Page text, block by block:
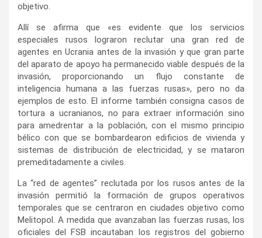
objetivo.
Allí se afirma que «es evidente que los servicios
especiales rusos lograron reclutar una gran red de
agentes en Ucrania antes de la invasión y que gran parte
del aparato de apoyo ha permanecido viable después de la
invasión, proporcionando un flujo constante de
inteligencia humana a las fuerzas rusas», pero no da
ejemplos de esto. El informe también consigna casos de
tortura a ucranianos, no para extraer información sino
para amedrentar a la población, con el mismo principio
bélico con que se bombardearon edificios de vivienda y
sistemas de distribución de electricidad, y se mataron
premeditadamente a civiles.
La “red de agentes” reclutada por los rusos antes de la
invasión permitió la formación de grupos operativos
temporales que se centraron en ciudades objetivo como
Melitopol. A medida que avanzaban las fuerzas rusas, los
oficiales del FSB incautaban los registros del gobierno